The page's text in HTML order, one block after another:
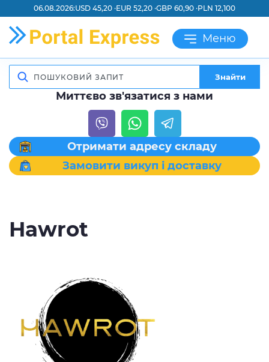
06.08.2026:USD 45,20 ·EUR 52,20 ·GBP 60,90 ·PLN 12,100
Меню
Знайти
Миттєво зв'язатися з нами
Отримати адресу складу
Замовити викуп і доставку
Hawrot